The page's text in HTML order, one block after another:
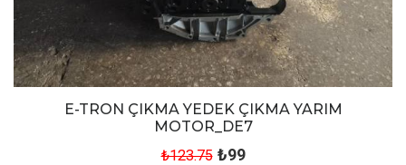
E-TRON ÇIKMA YEDEK ÇIKMA YARIM
MOTOR_DE7
₺123.75 ₺99